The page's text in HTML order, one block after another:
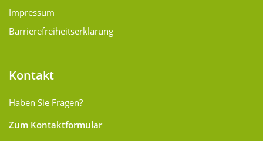
Impressum
Barrierefreiheitserklärung
Kontakt
Haben Sie Fragen?
Zum Kontaktformular